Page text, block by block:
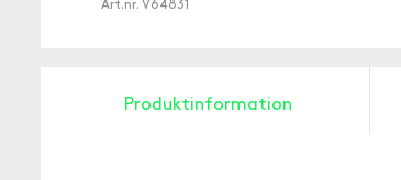
Art.nr. V64831
Produktinformation